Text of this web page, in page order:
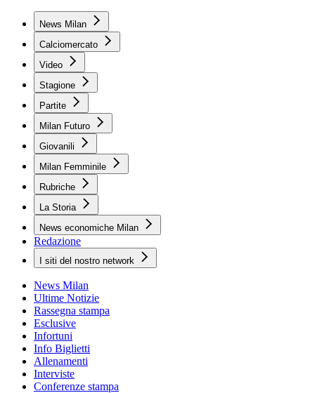
News Milan
Calciomercato
Video
Stagione
Partite
Milan Futuro
Giovanili
Milan Femminile
Rubriche
La Storia
News economiche Milan
Redazione
I siti del nostro network
News Milan
Ultime Notizie
Rassegna stampa
Esclusive
Infortuni
Info Biglietti
Allenamenti
Interviste
Conferenze stampa